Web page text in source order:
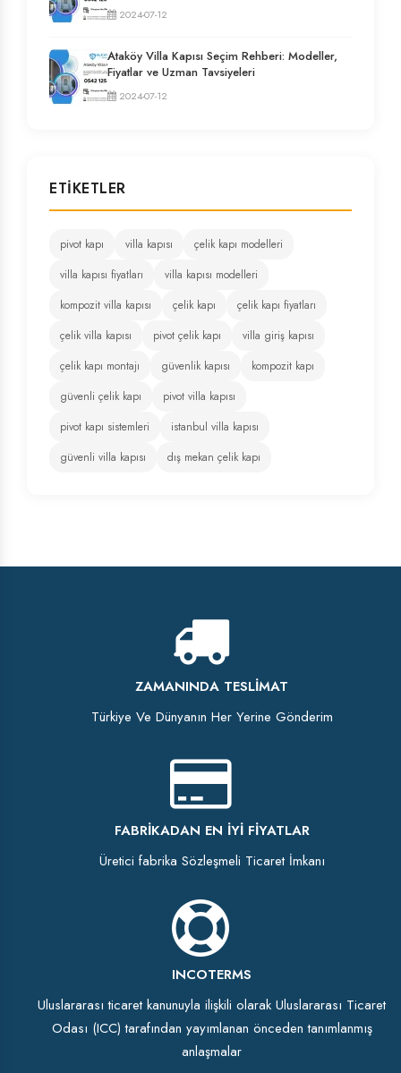
2024-07-12
Ataköy Villa Kapısı Seçim Rehberi: Modeller,
Fiyatlar ve Uzman Tavsiyeleri
2024-07-12
ETIKETLER
pivot kapı villa kapısı
çelik kapı modelleri
villa kapısı fiyatları
villa kapısı modelleri
kompozit villa kapısı
çelik kapı
çelik kapı fiyatları
çelik villa kapısı
pivot çelik kapı
villa giriş kapısı
çelik kapı montajı
güvenlik kapısı
kompozit kapı
güvenli çelik kapı
pivot villa kapısı
pivot kapı sistemleri
istanbul villa kapısı
güvenli villa kapısı
dış mekan çelik kapı
ZAMANINDA TESLIMAT
Türkiye Ve Dünyanın Her Yerine Gönderim
FABRIKADAN EN İYI FIYATLAR
Üretici fabrika Sözleşmeli Ticaret İmkanı
INCOTERMS
Uluslararası ticaret kanunuyla ilişkili olarak Uluslararası Ticaret
Odası (ICC) tarafından yayımlanan önceden tanımlanmış
anlaşmalar